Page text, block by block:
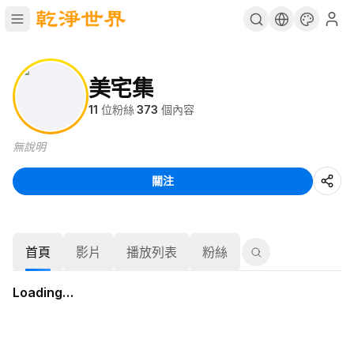
美宅集
11 位粉絲·373 個內容
無說明
關注
首頁 影片 播放列表 粉絲
Loading…